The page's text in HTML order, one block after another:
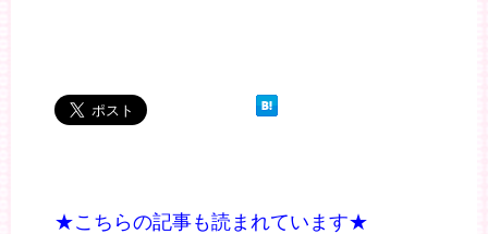
★こちらの記事も読まれています★